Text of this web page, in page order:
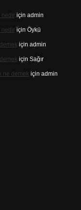
nediriçin admin
nediriçin Öykü
için admin
için Sağır
ne demek için admin